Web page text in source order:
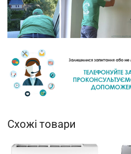
Схожі товари